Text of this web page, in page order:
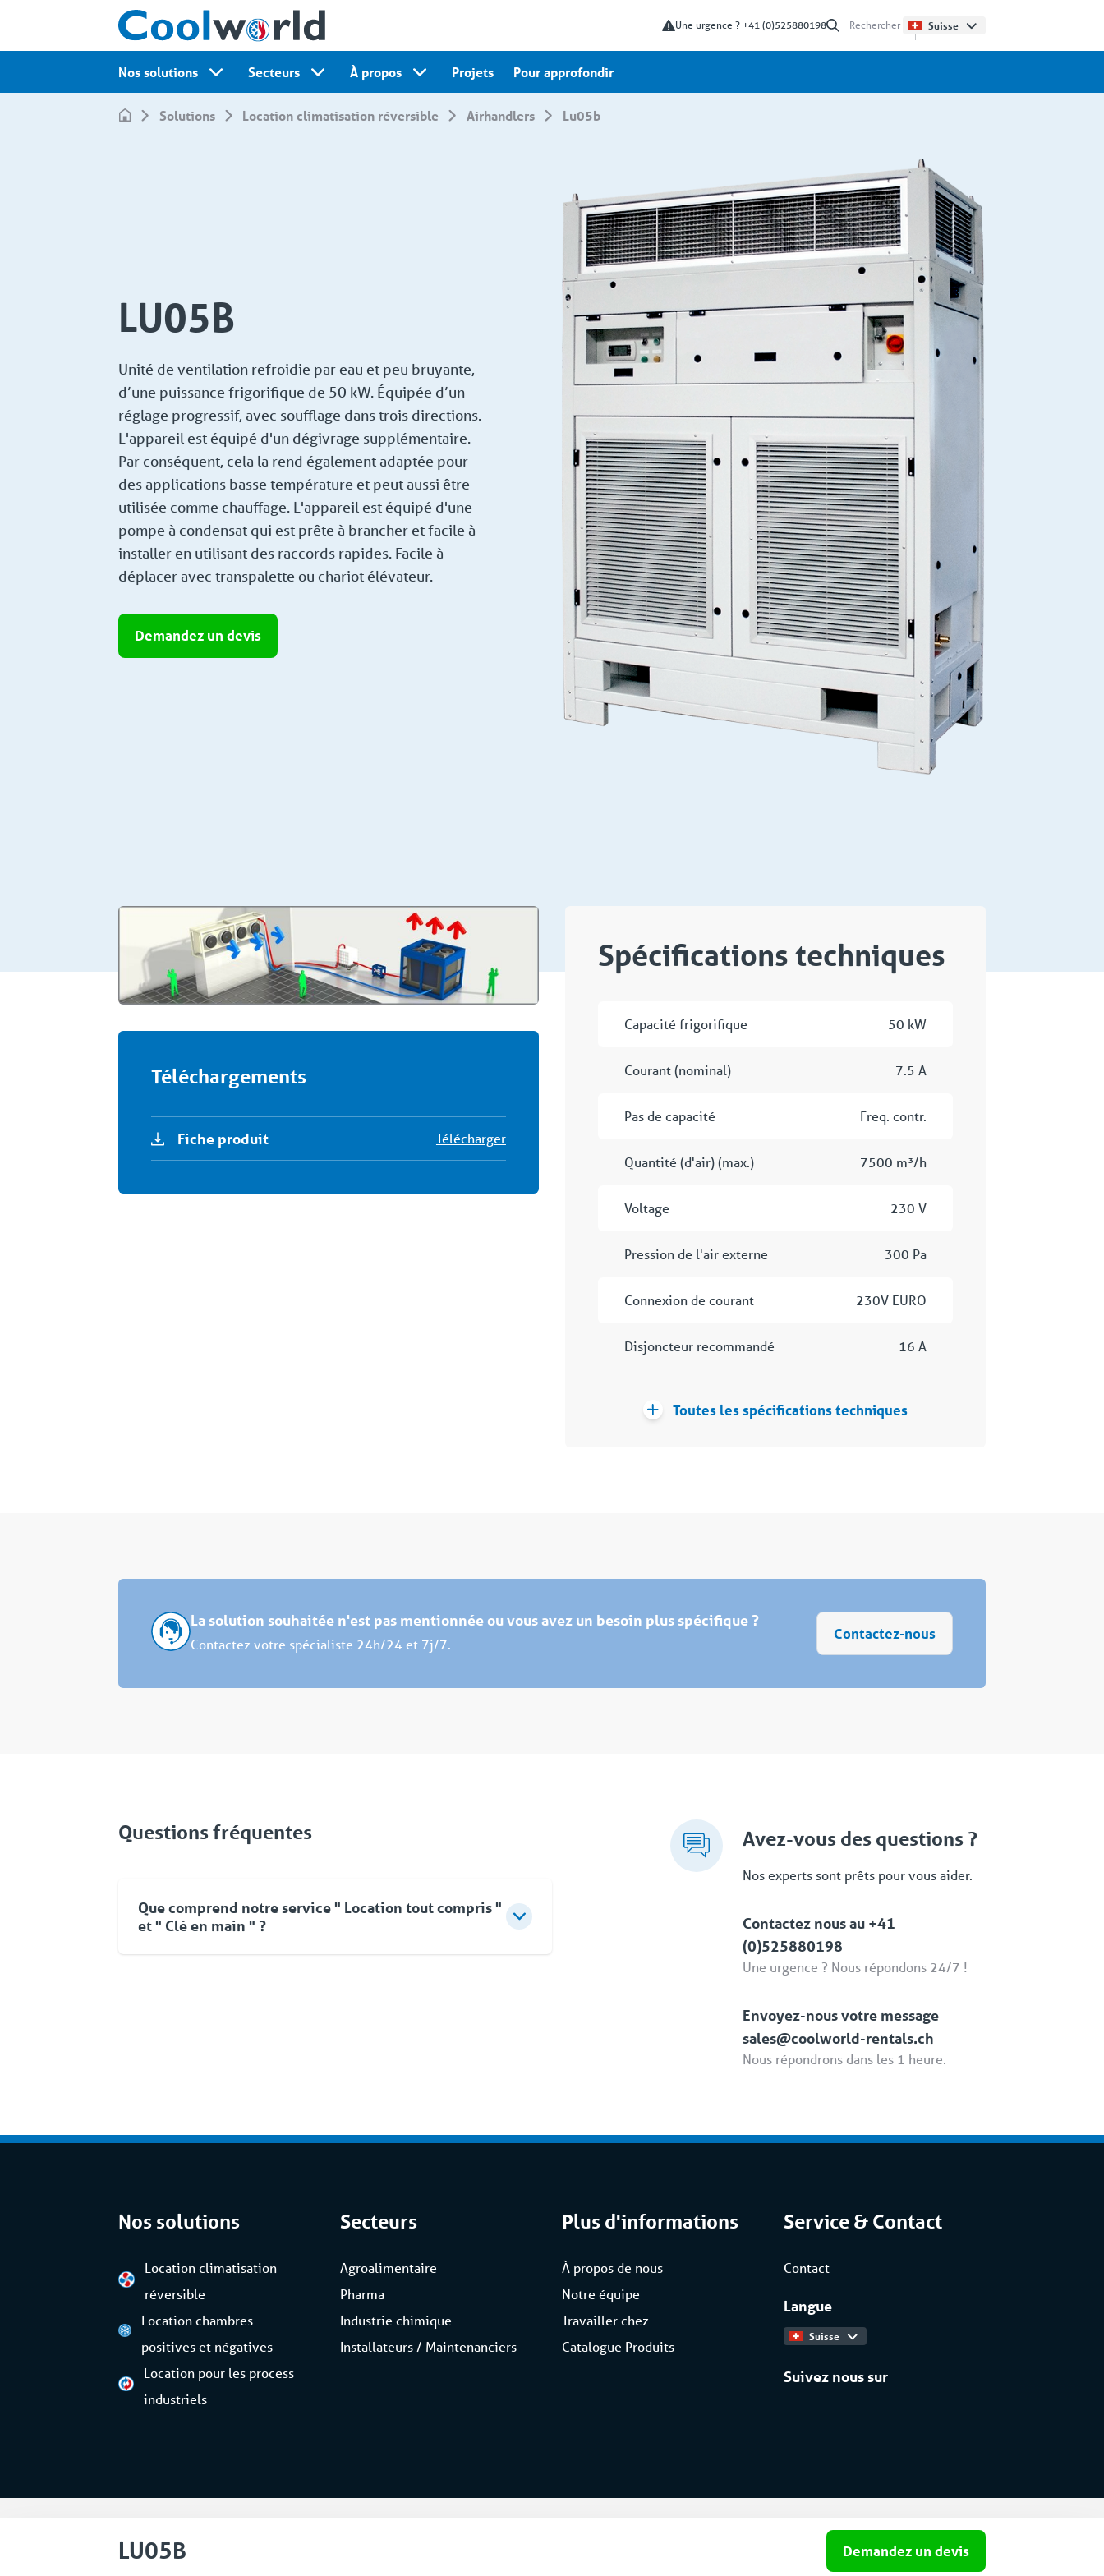
Une urgence ? +41 (0)525880198 Suisse
Nos solutions Secteurs À propos Projets Pour approfondir
Solutions Location climatisation réversible Airhandlers lu05b
LU05B
Unité de ventilation refroidie par eau et peu bruyante,
d’une puissance frigorifique de 50 kW. Équipée d’un
réglage progressif, avec soufflage dans trois directions.
L'appareil est équipé d'un dégivrage supplémentaire.
Par conséquent, cela la rend également adaptée pour
des applications basse température et peut aussi être
utilisée comme chauffage. L'appareil est équipé d'une
pompe à condensat qui est prête à brancher et facile à
installer en utilisant des raccords rapides. Facile à
déplacer avec transpalette ou chariot élévateur.
Demandez un devis
LU05B Demandez un devis
Téléchargements
Fiche produit Télécharger
Spécifications techniques
Capacité frigorifique 50 kW
Courant (nominal) 7.5 A
Pas de capacité Freq. contr.
Quantité (d'air) (max.) 7500 m³/h
Voltage 230 V
Pression de l'air externe 300 Pa
Connexion de courant 230V EURO
Disjoncteur recommandé 16 A
Toutes les spécifications techniques
La solution souhaitée n'est pas mentionnée ou vous avez un besoin plus spécifique ?
Contactez votre spécialiste 24h/24 et 7j/7.
Contactez-nous
Questions fréquentes
Que comprend notre service " Location tout compris "
et " Clé en main " ?
Avez-vous des questions ?
Nos experts sont prêts pour vous aider.
Contactez nous au +41
(0)525880198
Une urgence ? Nous répondons 24/7 !
Envoyez-nous votre message
sales@coolworld-rentals.ch
Nous répondrons dans les 1 heure.
Nos solutions
Location climatisation
réversible
Location chambres
positives et négatives
Location pour les process
industriels
Secteurs
Agroalimentaire
Pharma
Industrie chimique
Installateurs / Maintenanciers
Plus d'informations
À propos de nous
Notre équipe
Travailler chez
Catalogue Produits
Service & Contact
Contact
Langue
Suisse
Suivez nous sur
© 2026 Coolworld Rentals Impressum